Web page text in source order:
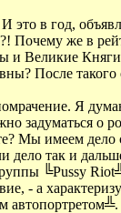
в год,
Почему же в
и Великие
После
Я
задуматься о
Мы имеем
так и
╚Pussy
- а
автопортретом╩.